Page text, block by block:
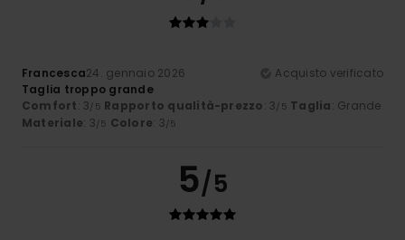
Francesca24. gennaio 2026
Acquisto verificato
Taglia troppo grande
Comfort: 3/5 Rapporto qualità-prezzo: 3/5 Taglia: Grande
Materiale: 3/5 Colore: 3/5
5/5